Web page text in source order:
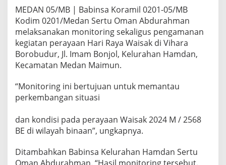
m
a
k
a
n
P
a
y
a
n
W
i
MEDAN 05/MB | Babinsa Koramil 0201-05/MB
Kodim 0201/Medan Sertu Oman Abdurahman
melaksanakan monitoring sekaligus pengamanan
kegiatan perayaan Hari Raya Waisak di Vihara
Borobudur, Jl. Imam Bonjol, Kelurahan Hamdan,
Kecamatan Medan Maimun.
“Monitoring ini bertujuan untuk memantau
perkembangan situasi
dan kondisi pada perayaan Waisak 2024 M / 2568
BE di wilayah binaan”, ungkapnya.
Ditambahkan Babinsa Kelurahan Hamdan Sertu